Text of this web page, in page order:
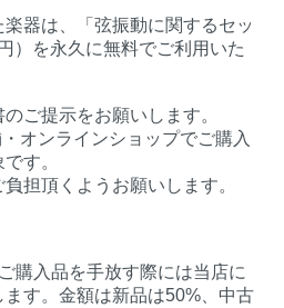
器は、「弦振動に関するセッ
）を永久に無料でご利用いた
ご提示をお願いします。
オンラインショップでご購入
す。
担頂くようお願いします。
購入品を手放す際には当店に
す。金額は新品は50%、中古